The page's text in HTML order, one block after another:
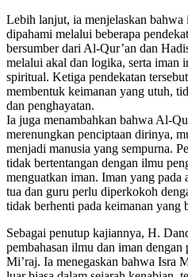
Lebih lanjut, ia menjelaskan bahwa
dipahami melalui beberapa
bersumber dari Al-Qur’an dan
melalui akal dan logika, serta iman
spiritual. Ketiga pendekatan
membentuk keimanan yang utuh,
dan penghayatan.
Ia juga menambahkan bahwa Al-
merenungkan penciptaan dirinya,
menjadi manusia yang sempurna.
tidak bertentangan dengan ilmu
menguatkan iman. Iman yang
tua dan guru perlu diperkokoh
tidak berhenti pada keimanan yang
Sebagai penutup kajiannya, H.
pembahasan ilmu dan iman dengan
Mi’raj. Ia menegaskan bahwa Isra